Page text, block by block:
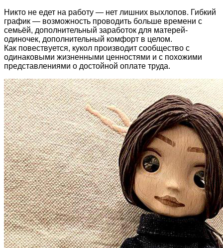
Никто не едет на работу — нет лишних выхлопов. Гибкий
график — возможность проводить больше времени с
семьёй, дополнительный заработок для матерей-
одиночек, дополнительный комфорт в целом.
Как повествуется, кукол производит сообщество с
одинаковыми жизненными ценностями и с похожими
представлениями о достойной оплате труда.